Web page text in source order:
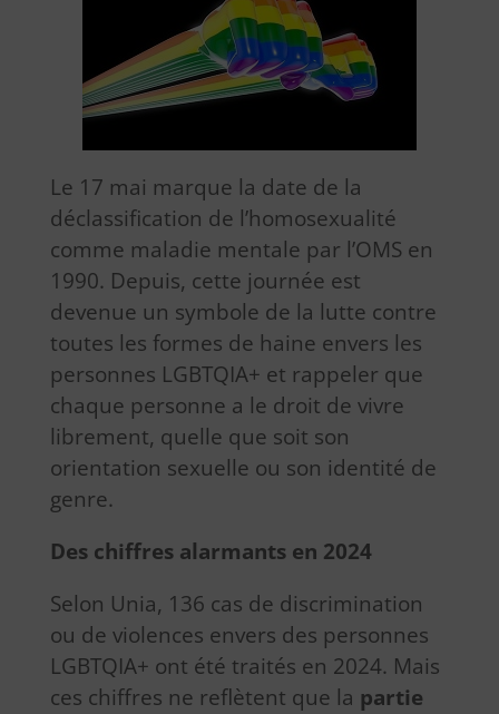
Le 17 mai marque la date de la
déclassification de l’homosexualité
comme maladie mentale par l’OMS en
1990. Depuis, cette journée est
devenue un symbole de la lutte contre
toutes les formes de haine envers les
personnes LGBTQIA+ et rappeler que
chaque personne a le droit de vivre
librement, quelle que soit son
orientation sexuelle ou son identité de
genre.
Des chiffres alarmants en 2024
Selon Unia, 136 cas de discrimination
ou de violences envers des personnes
LGBTQIA+ ont été traités en 2024. Mais
ces chiffres ne reflètent que la partie